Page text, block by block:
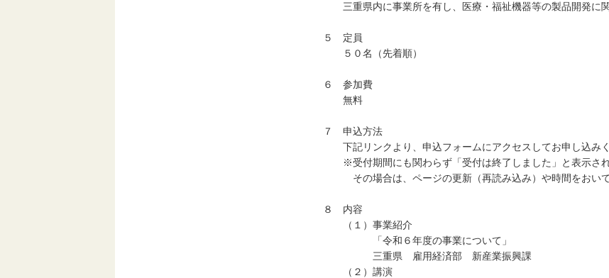
三重県内に事業所を有し、医療・福祉機器等の製品開発に
５ 定員
５０名（先着順）
６ 参加費
無料
７ 申込方法
下記リンクより、申込フォームにアクセスしてお申し込みく
※受付期間にも関わらず「受付は終了しました」と表示され
その場合は、ページの更新（再読み込み）や時間をおいて
８ 内容
（１）事業紹介
「令和６年度の事業について」
三重県 雇用経済部 新産業振興課
（２）講演